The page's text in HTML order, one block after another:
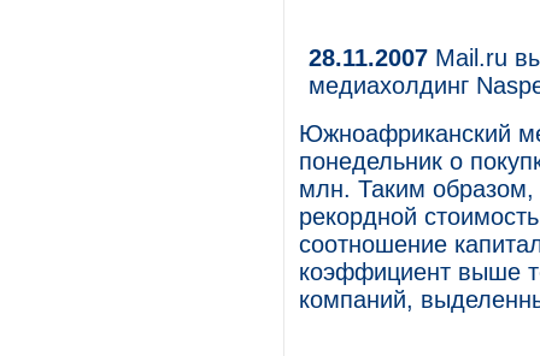
28.11.2007 Mail.ru
медиахолдинг
Южноафриканский
понедельник о
млн. Таким образом,
рекордной
соотношение
коэффициент выше
компаний,